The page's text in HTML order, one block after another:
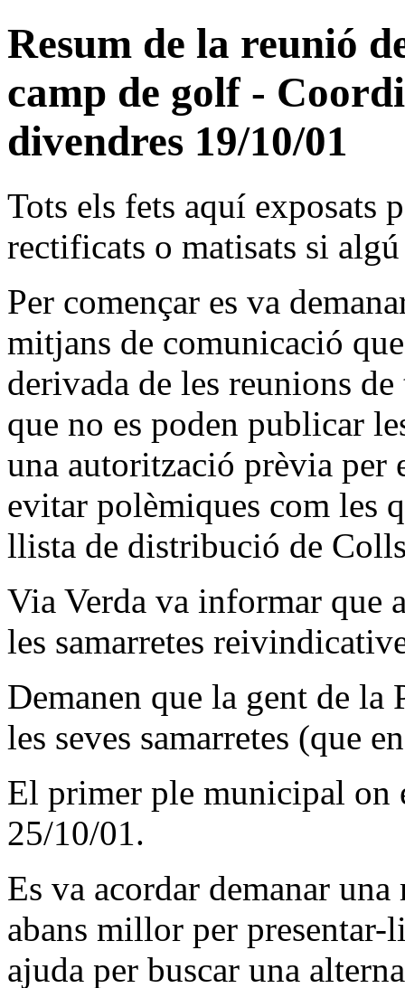
Resum de la reunió
camp de golf -
divendres 19/10/01
Tots els fets aquí exposats
rectificats o matisats si
Per començar es va
mitjans de comunicació
derivada de les reunions
que no es poden publicar
una autorització prèvia
evitar polèmiques com les
llista de distribució de
Via Verda va informar que
les samarretes
Demanen que la gent de
les seves samarretes (que
El primer ple municipal on
25/10/01.
Es va acordar demanar
abans millor per
ajuda per buscar una